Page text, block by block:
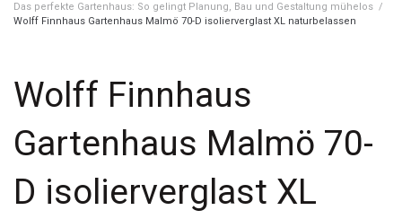
Das perfekte Gartenhaus: So gelingt Planung, Bau und Gestaltung mühelos /
Wolff Finnhaus Gartenhaus Malmö 70-D isolierverglast XL naturbelassen
Wolff Finnhaus
Gartenhaus Malmö 70-
D isolierverglast XL